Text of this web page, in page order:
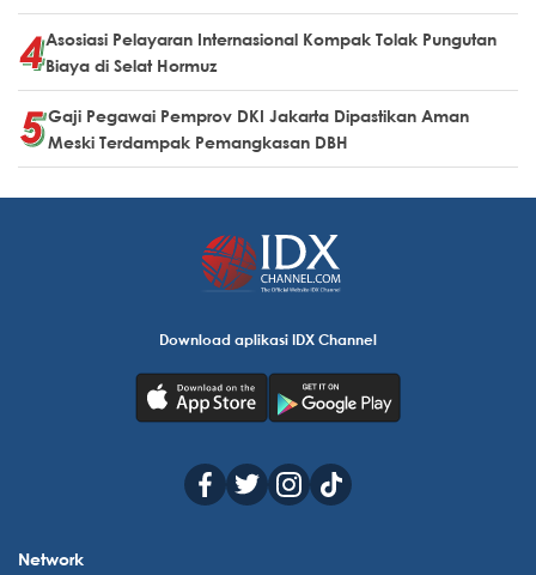
Asosiasi Pelayaran Internasional Kompak Tolak Pungutan
Biaya di Selat Hormuz
Gaji Pegawai Pemprov DKI Jakarta Dipastikan Aman
Meski Terdampak Pemangkasan DBH
Download aplikasi IDX Channel
Network